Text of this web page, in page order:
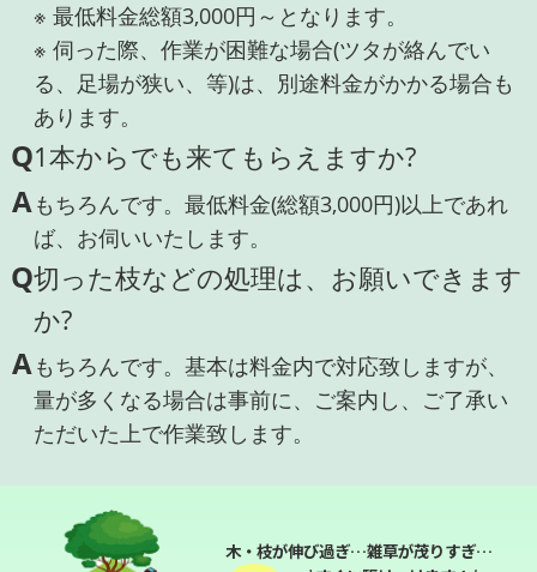
※ 最低料金総額3,000円～となります。
※ 伺った際、作業が困難な場合(ツタが絡んでい
る、足場が狭い、等)は、別途料金がかかる場合も
あります。
Q1本からでも来てもらえますか?
Aもちろんです。最低料金(総額3,000円)以上であれ
ば、お伺いいたします。
Q切った枝などの処理は、お願いできます
か?
Aもちろんです。基本は料金内で対応致しますが、
量が多くなる場合は事前に、ご案内し、ご了承い
ただいた上で作業致します。
木・枝が伸び過ぎ…雑草が茂りすぎ…